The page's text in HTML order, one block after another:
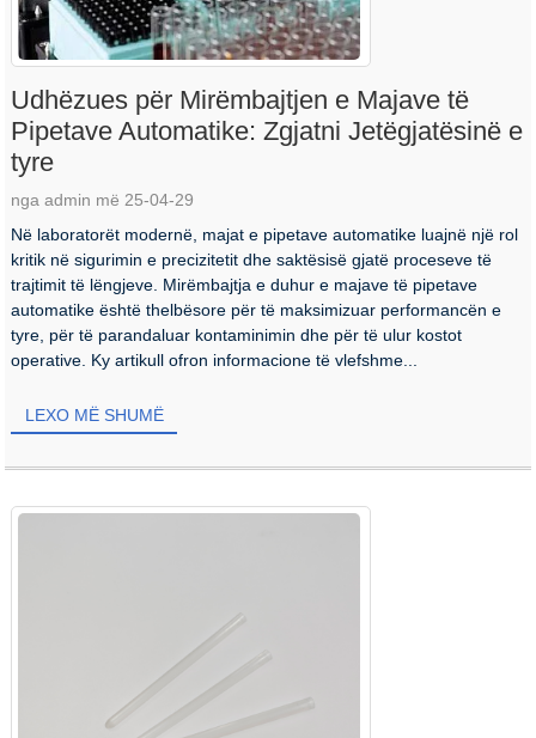
Udhëzues për Mirëmbajtjen e Majave të
Pipetave Automatike: Zgjatni Jetëgjatësinë e
tyre
nga admin më 25-04-29
Në laboratorët modernë, majat e pipetave automatike luajnë një rol
kritik në sigurimin e precizitetit dhe saktësisë gjatë proceseve të
trajtimit të lëngjeve. Mirëmbajtja e duhur e majave të pipetave
automatike është thelbësore për të maksimizuar performancën e
tyre, për të parandaluar kontaminimin dhe për të ulur kostot
operative. Ky artikull ofron informacione të vlefshme...
LEXO MË SHUMË